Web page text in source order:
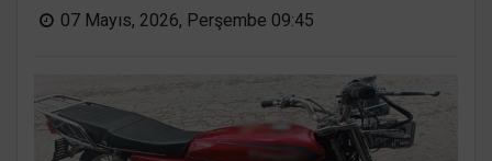
07 Mayıs, 2026, Perşembe 09:45